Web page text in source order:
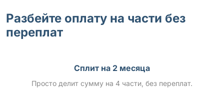
Разбейте оплату на части без
переплат
Сплит на 2 месяца
Просто делит сумму на 4 части, без переплат.